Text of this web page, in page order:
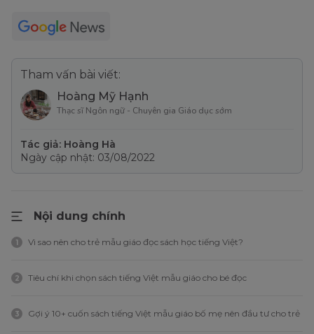
Tham vấn bài viết:
Hoàng Mỹ Hạnh
Thạc sĩ Ngôn ngữ - Chuyên gia Giáo dục sớm
Tác giả: Hoàng Hà
Ngày cập nhật: 03/08/2022
Nội dung chính
1 Vì sao nên cho trẻ mẫu giáo đọc sách học tiếng Việt?
2 Tiêu chí khi chọn sách tiếng Việt mẫu giáo cho bé đọc
3 Gợi ý 10+ cuốn sách tiếng Việt mẫu giáo bố mẹ nên đầu tư cho trẻ